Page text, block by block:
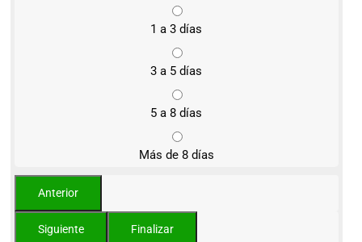
1 a 3 días
3 a 5 días
5 a 8 días
Más de 8 días